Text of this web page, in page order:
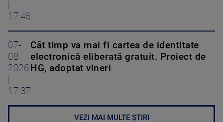
17:46
07-
08-
2026
17:37
Cât timp va mai fi cartea de identitate
electronică eliberată gratuit. Proiect de
HG, adoptat vineri
VEZI MAI MULTE ȘTIRI